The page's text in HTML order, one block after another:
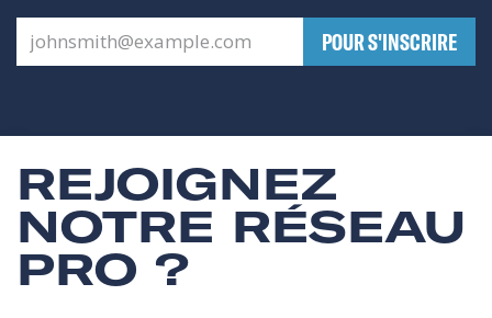
​POUR S'INSCRIRE
REJOIGNEZ
NOTRE RÉSEAU
PRO ?